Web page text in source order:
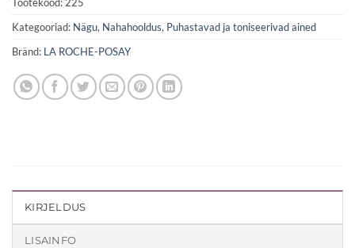
Kategooriad: Nägu, Nahahooldus, Puhastavad ja toniseerivad ained
Bränd: LA ROCHE-POSAY
KIRJELDUS
LISAINFO